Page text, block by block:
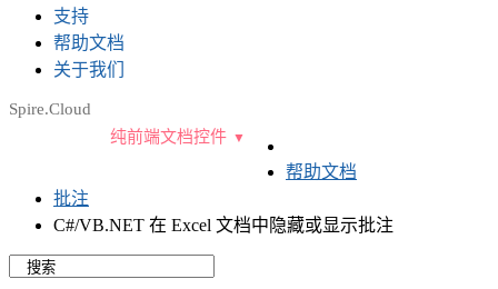
支持
帮助文档
关于我们
Spire.Cloud
纯前端文档控件
帮助文档
批注
C#/VB.NET 在 Excel 文档中隐藏或显示批注